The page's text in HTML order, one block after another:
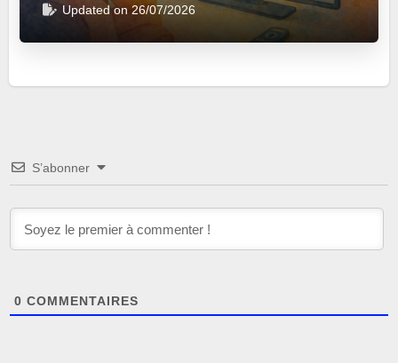
Updated on 26/07/2026
S’abonner
0 COMMENTAIRES